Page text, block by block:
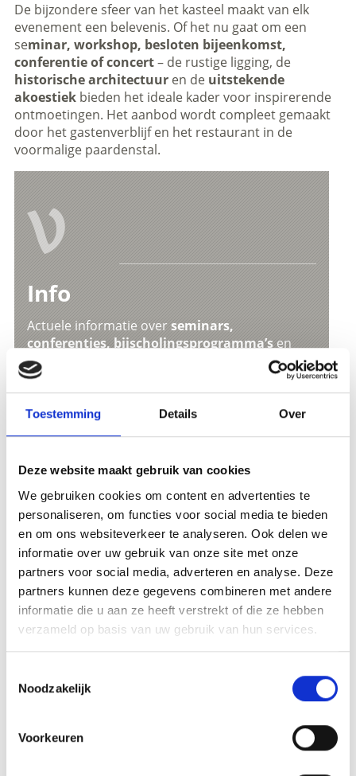
Toestemming Details Over
Deze website maakt gebruik van cookies
We gebruiken cookies om content en advertenties te
personaliseren, om functies voor social media te bieden
en om ons websiteverkeer te analyseren. Ook delen we
informatie over uw gebruik van onze site met onze
partners voor social media, adverteren en analyse. Deze
partners kunnen deze gegevens combineren met andere
informatie die u aan ze heeft verstrekt of die ze hebben
verzameld op basis van uw gebruik van hun services.
Noodzakelijk
Voorkeuren
De bijzondere sfeer van het kasteel maakt van elk
evenement een belevenis. Of het nu gaat om een
seminar, workshop, besloten bijeenkomst,
conferentie of concert– de rustige ligging, de
historische architectuuren de uitstekende
akoestiekbieden het ideale kader voor inspirerende
ontmoetingen. Het aanbod wordt compleet gemaakt
door het gastenverblijf en het restaurant in de
voormalige paardenstal.
V
Info
Actuele informatie overseminars,
conferenties, bijscholingsprogramma’sen
evenementen
Bildungshaus Schloss
Goldrain
Meer weten